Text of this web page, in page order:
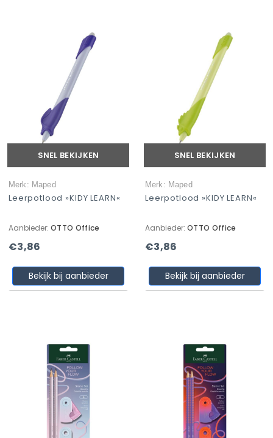
SNEL BEKIJKEN
Merk: Maped
Leerpotlood »KIDY LEARN«
Aanbieder: OTTO Office
€3,86
Bekijk bij aanbieder
SNEL BEKIJKEN
Merk: Maped
Leerpotlood »KIDY LEARN«
Aanbieder: OTTO Office
€3,86
Bekijk bij aanbieder